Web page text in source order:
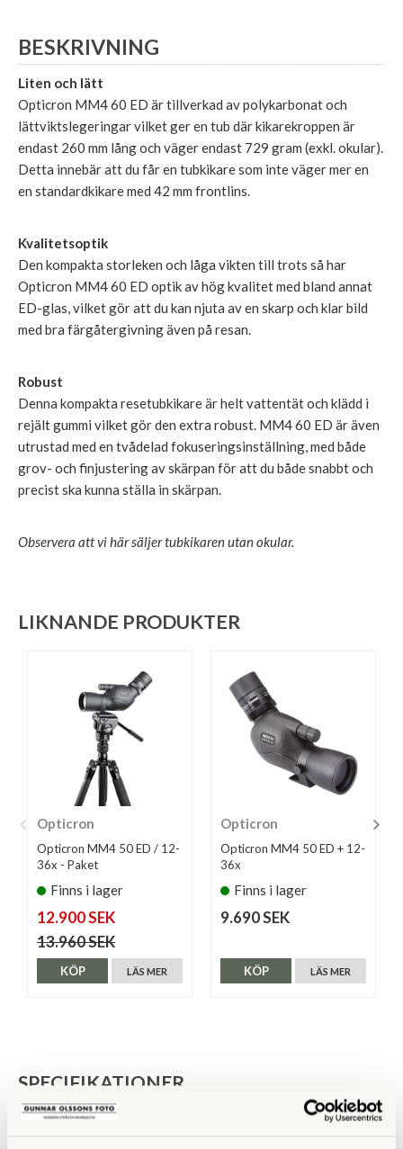
BESKRIVNING
Liten och lätt
Opticron MM4 60 ED är tillverkad av polykarbonat och
lättviktslegeringar vilket ger en tub där kikarekroppen är
endast 260 mm lång och väger endast 729 gram (exkl. okular).
Detta innebär att du får en tubkikare som inte väger mer en
en standardkikare med 42 mm frontlins.
Kvalitetsoptik
Den kompakta storleken och låga vikten till trots så har
Opticron MM4 60 ED optik av hög kvalitet med bland annat
ED-glas, vilket gör att du kan njuta av en skarp och klar bild
med bra färgåtergivning även på resan.
Robust
Denna kompakta resetubkikare är helt vattentät och klädd i
rejält gummi vilket gör den extra robust. MM4 60 ED är även
utrustad med en tvådelad fokuseringsinställning, med både
grov- och finjustering av skärpan för att du både snabbt och
precist ska kunna ställa in skärpan.
Observera att vi här säljer tubkikaren utan okular.
LIKNANDE PRODUKTER
Opticron
Opticron MM4 50 ED / 12-
36x - Paket
Finns i lager
12.900 SEK
13.960 SEK
LÄS MER
KÖP
Opticron
Opticron MM4 50 ED + 12-
36x
Finns i lager
9.690 SEK
LÄS MER
KÖP
SPECIFIKATIONER
Förstoring